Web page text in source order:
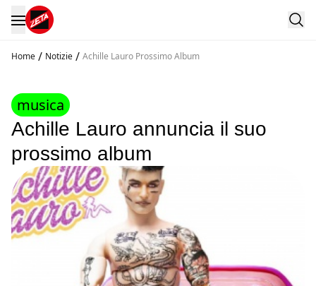
Home / Notizie / Achille Lauro Prossimo Album
musica
Achille Lauro annuncia il suo
prossimo album